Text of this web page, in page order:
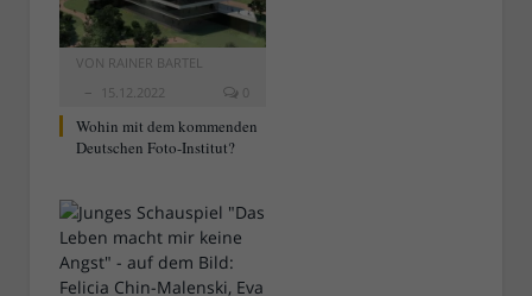
VON RAINER BARTEL
15.12.2022
0
Wohin mit dem kommenden
Deutschen Foto-Institut?